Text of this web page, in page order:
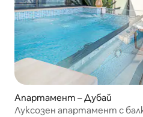
Апартамент – Дубай
Луксозен апартамент с